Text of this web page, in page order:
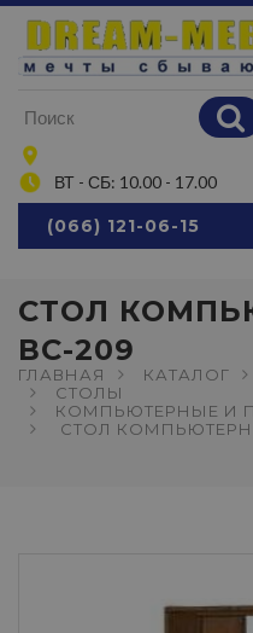
ВТ - СБ: 10.00 - 17.00
(066) 121-06-15
СТОЛ
ВС-209
ГЛАВНАЯ КАТАЛОГ
СТОЛЫ
КОМПЬЮТЕРНЫЕ И
СТОЛ